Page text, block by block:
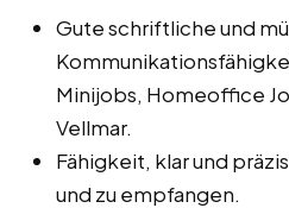
Gute schriftliche und
Minijobs, Homeoffice
Vellmar.
Fähigkeit, klar und
und zu empfangen.